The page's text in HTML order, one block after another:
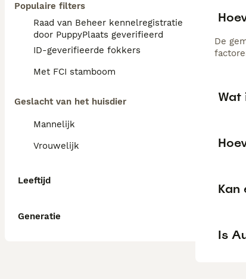
Populaire filters
Raad van Beheer kennelregistratie
door PuppyPlaats geverifieerd
ID-geverifieerde fokkers
Met FCI stamboom
Geslacht van het huisdier
Mannelijk
Vrouwelijk
Leeftijd
Generatie
De
Wat
Kan
Is